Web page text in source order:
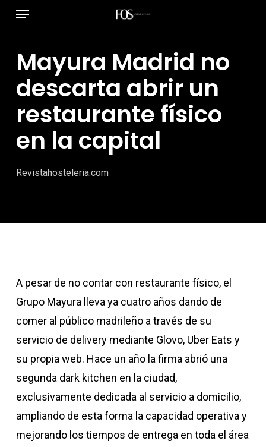
principal
Menú
Mayura Madrid no
descarta abrir un
restaurante físico
en la capital
Revistahosteleria.com
A pesar de no contar con restaurante físico, el
Grupo Mayura lleva ya cuatro años dando de
comer al público madrileño a través de su
servicio de delivery mediante Glovo, Uber Eats y
su propia web. Hace un año la firma abrió una
segunda dark kitchen en la ciudad,
exclusivamente dedicada al servicio a domicilio,
ampliando de esta forma la capacidad operativa y
mejorando los tiempos de entrega en toda el área